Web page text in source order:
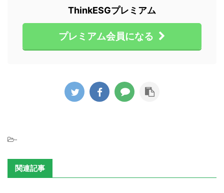
ThinkESGプレミアム
プレミアム会員になる
-
関連記事